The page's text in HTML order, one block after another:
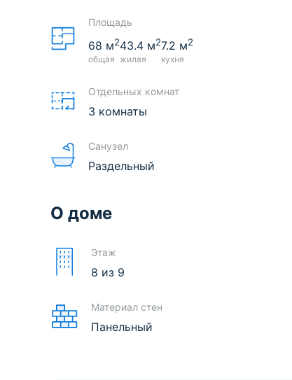
Площадь
68 м2
общая
43.4 м2
жилая
7.2 м2
кухня
Отдельных комнат
3 комнаты
Санузел
Раздельный
О доме
Этаж
8 из 9
Материал стен
Панельный